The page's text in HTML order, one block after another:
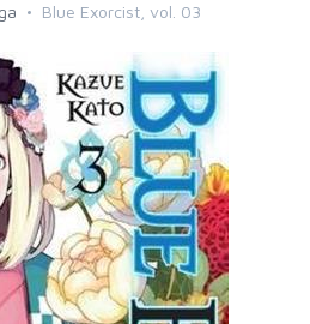
Blue Exorcist, vol. 03